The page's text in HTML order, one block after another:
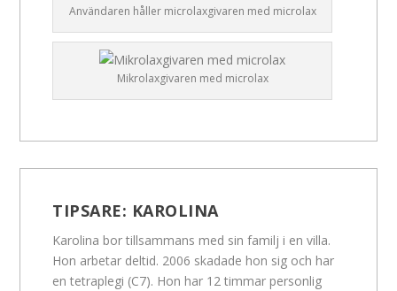
Användaren håller microlaxgivaren med microlax
Mikrolaxgivaren med microlax
TIPSARE: KAROLINA
Karolina bor tillsammans med sin familj i en villa.
Hon arbetar deltid. 2006 skadade hon sig och har
en tetraplegi (C7). Hon har 12 timmar personlig